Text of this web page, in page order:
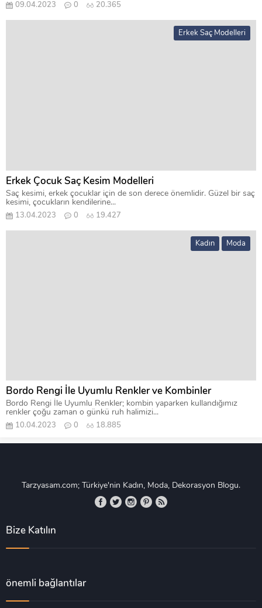
09.04.2023 0 20.365
Erkek Saç Modelleri
Erkek Çocuk Saç Kesim Modelleri
Saç kesimi, erkek çocuklar için de son derece önemlidir. Güzel bir saç
kesimi, çocukların kendilerine...
13.04.2023 0 19.427
Kadın Moda
Bordo Rengi İle Uyumlu Renkler ve Kombinler
Bordo Rengi İle Uyumlu Renkler; kombin yaparken kullandığımız
renkler çoğu zaman o günkü ruh halimizi...
10.04.2023 0 18.885
Tarzyasam.com; Türkiye'nin Kadın, Moda, Dekorasyon Blogu.
Bize Katılın
önemli bağlantılar